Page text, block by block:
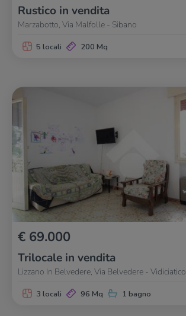
Rustico in vendita
Marzabotto, Via Malfolle - Sibano
5 locali 200 Mq
€ 69.000
Trilocale in vendita
Lizzano In Belvedere, Via Belvedere - Vidiciatico
3 locali 96 Mq 1 bagno